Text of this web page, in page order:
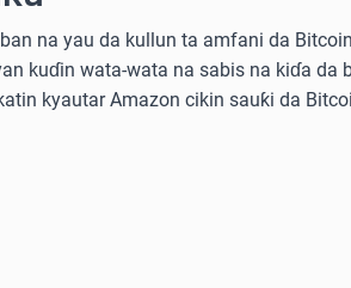
na yau da kullun ta amfani da
kuɗin wata-wata na sabis na kiɗa da
kyautar Amazon cikin sauƙi da